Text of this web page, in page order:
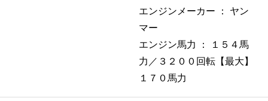
エンジンメーカー ： ヤン
マー
エンジン馬力 ：
１５４馬
力／３２００回転【最大】
１７０馬力